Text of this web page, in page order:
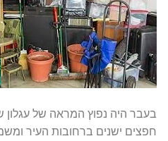
בעבר היה נפוץ המראה של עגלון
חפצים ישנים ברחובות העיר